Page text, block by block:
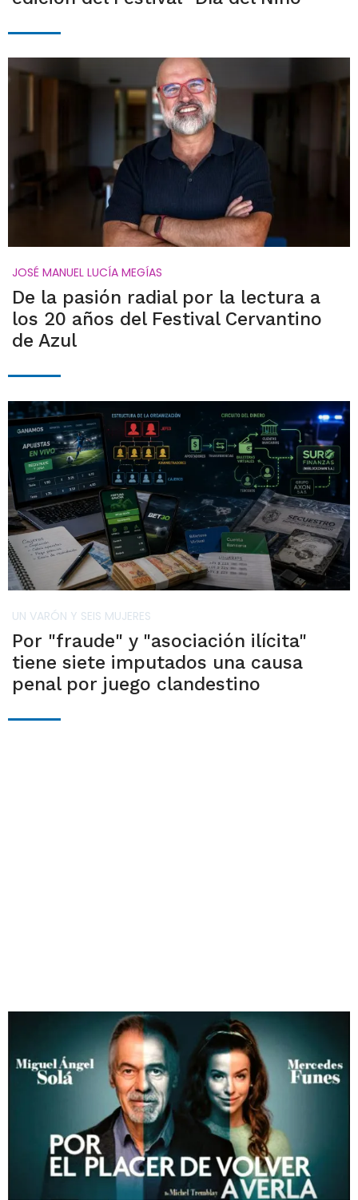
JOSÉ MANUEL LUCÍA MEGÍAS
De la pasión radial por la lectura a
los 20 años del Festival Cervantino
de Azul
UN VARÓN Y SEIS MUJERES
Por "fraude" y "asociación ilícita"
tiene siete imputados una causa
penal por juego clandestino